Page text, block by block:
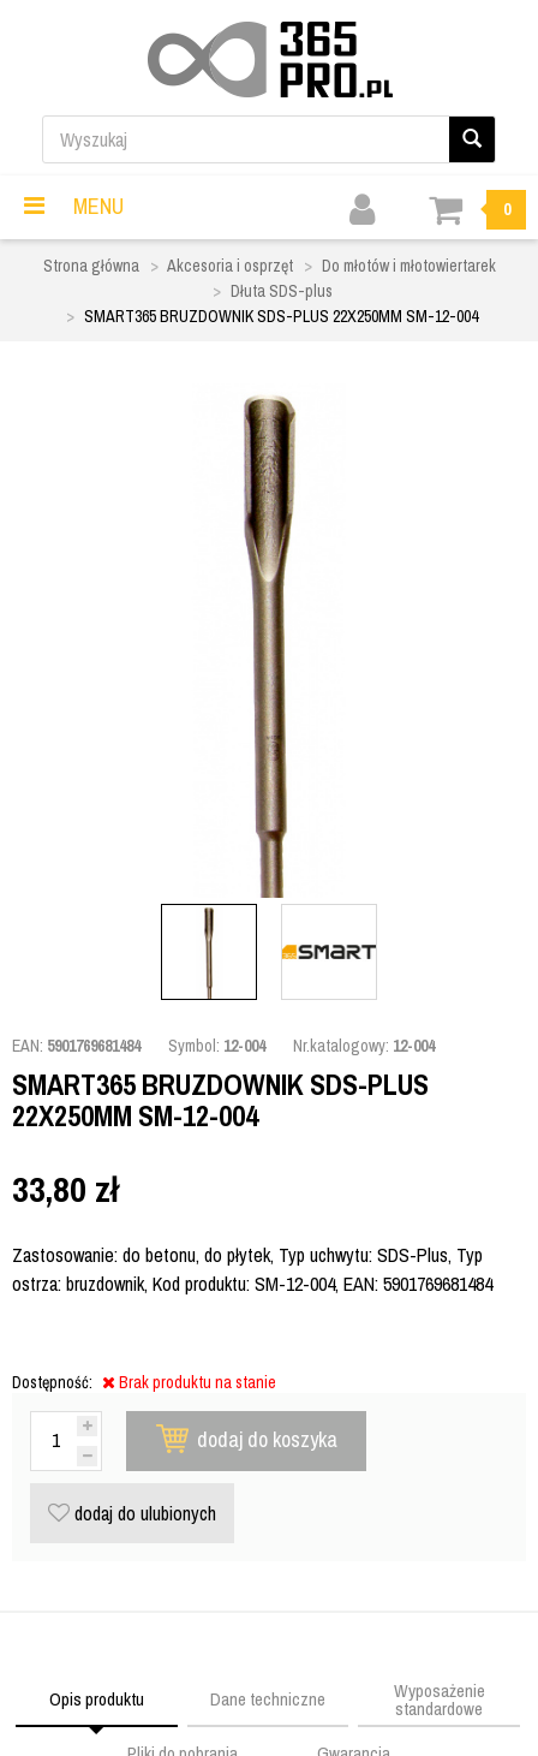
MENU 0
Strona główna Akcesoria i osprzęt
Do młotów i młotowiertarek
Dłuta SDS-plus
SMART365 BRUZDOWNIK SDS-PLUS 22X250MM SM-12-004
EAN: 5901769681484 Symbol: 12-004 Nr.katalogowy: 12-004
SMART365 BRUZDOWNIK SDS-PLUS
22X250MM SM-12-004
33,80 zł
Zastosowanie: do betonu, do płytek, Typ uchwytu: SDS-Plus, Typ
ostrza: bruzdownik, Kod produktu: SM-12-004, EAN: 5901769681484
Dostępność: Brak produktu na stanie
dodaj do koszyka
dodaj do ulubionych
Opis produktu Dane techniczne Wyposażenie
standardowe